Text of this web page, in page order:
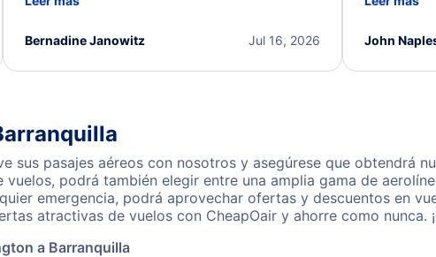
process. They quickly found alternative flight
I truly appreciate the excellent support andJul 16, 2026
Bernadine Janowitz
beyond to
John
sus pasajes aéreos con nosotros y asegúrese que obtendrá
podrá también elegir entre una amplia gama de
emergencia, podrá aprovechar ofertas y descuentos en
atractivas de vuelos con CheapOair y ahorre como nunca.
a Barranquilla